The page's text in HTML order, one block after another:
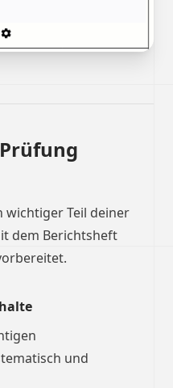
wichtiger Teil deiner
dem Berichtsheft
und